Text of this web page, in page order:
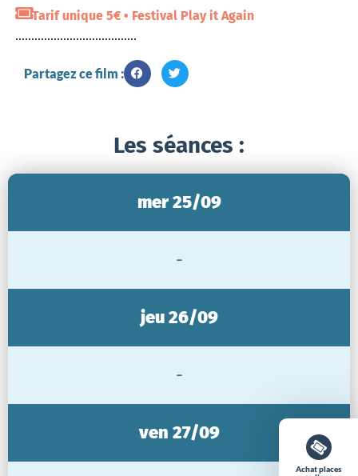
Tarif unique 5€ • Festival Play it Again
Partagez ce film :
Les séances :
Achat places
mer 25/09
-
jeu 26/09
-
ven 27/09